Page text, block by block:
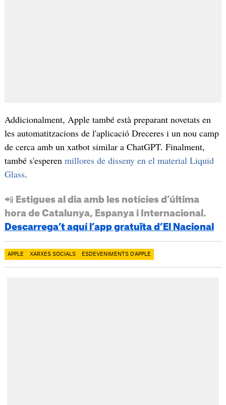
Addicionalment, Apple també està preparant novetats en
les automatitzacions de l'aplicació Dreceres i un nou camp
de cerca amb un xatbot similar a ChatGPT. Finalment,
també s'esperen millores de disseny en el material Liquid
Glass.
📲 Estigues al dia amb les notícies d’última
hora de Catalunya, Espanya i Internacional.
Descarrega’t aquí l’app gratuïta d’El Nacional
APPLE XARXES SOCIALS ESDEVENIMENTS D'APPLE